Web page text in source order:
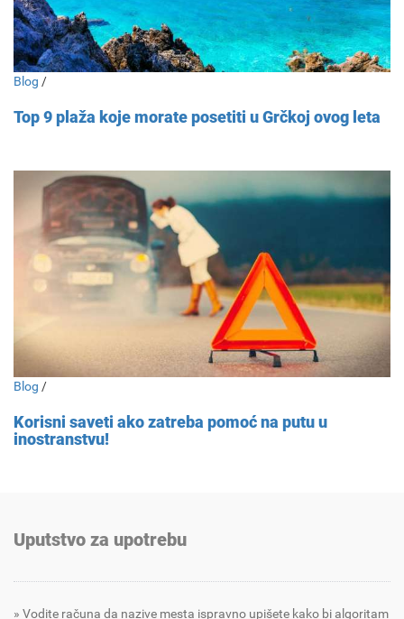
Blog /
Top 9 plaža koje morate posetiti u Grčkoj ovog leta
Blog /
Korisni saveti ako zatreba pomoć na putu u
inostranstvu!
Uputstvo za upotrebu
Vodite računa da nazive mesta ispravno upišete kako bi algoritam